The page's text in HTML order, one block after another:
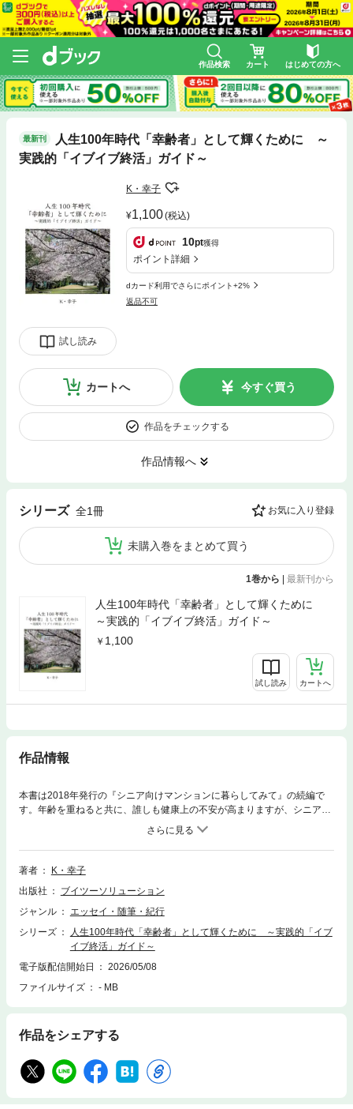
作品検索 カート はじめての方へ
最新刊
人生100年時代「幸齢者」として輝くために ～
実践的「イブイブ終活」ガイド～
試し読み
K・幸子
1,100(税込)
10pt獲得
ポイント詳細
dカード利用でさらにポイント+2%
返品不可
カートへ 今すぐ買う
作品をチェックする
作品情報へ
シリーズ 全1冊 お気に入り登録
未購入巻をまとめて買う
1巻から | 最新刊から
人生100年時代「幸齢者」として輝くために
～実践的「イブイブ終活」ガイド～
1,100
試し読み カートへ
作品情報
本書は2018年発行の『シニア向けマンションに暮らしてみて』の続編で
す。年齢を重ねると共に、誰しも健康上の不安が高まりますが、シニア向
けマンションは、そのデメリットを打ち消すような経験豊富な人達の宝庫
です。本書の大きな魅力の1つは、著者が「師匠」と呼ぶ様々な人々との
出会いです。投資や経済の知識、健康管理の知恵、さらには心の持ちよう
まで、人生の経験を積んだ師匠たちからの学びが、主人公の人生を大きく
る。それはまさに、読者の実生活に役立つ「生きた知恵」を与えてくれる
のです。人生100年時代、徐々に終活が気になり始めますが、70代はまだ
活」でしょう。本書では、転ばぬ先の杖として実際の施設を見学し、有料
老人ホームにも「住宅型」や「介護付」などの違いがあることを紹介しま
す。また、積極的にいろいろなセミナーに参加して、認知症や介護、家族
齢者」として輝くためにあがいている人物のドキュメンタリーです。是
著者
K・幸子
出版社
ブイツーソリューション
ジャンル
エッセイ・随筆・紀行
シリーズ
人生100年時代「幸齢者」として輝くために ～実践的「イブ
イブ終活」ガイド～
電子版配信開始日
2026/05/08
ファイルサイズ
- MB
作品をシェアする